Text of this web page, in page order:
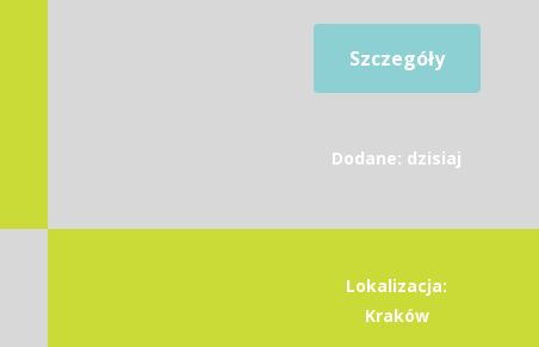
Szczegóły
Dodane: dzisiaj
Lokalizacja:
Kraków